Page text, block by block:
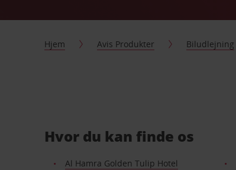
Hjem Avis Produkter Biludlejning
Hvor du kan finde os
Al Hamra Golden Tulip Hotel